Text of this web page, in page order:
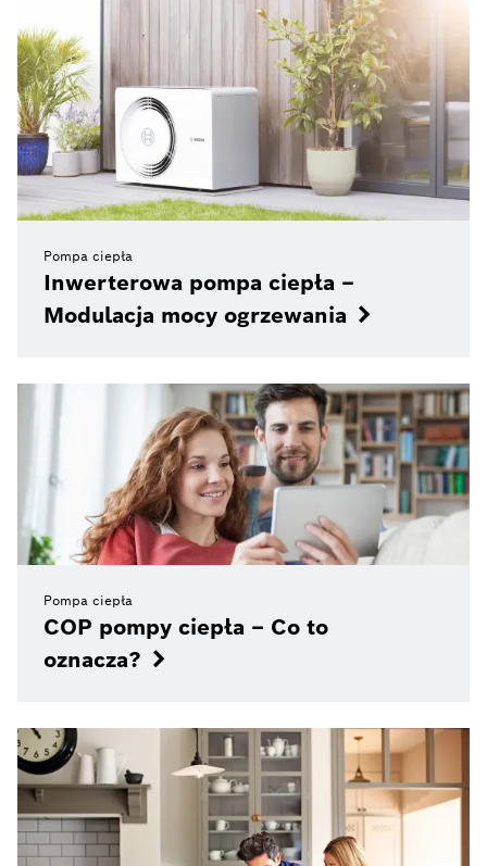
Pompa ciepła
Inwerterowa pompa ciepła –
Modulacja mocy ogrzewania
Pompa ciepła
COP pompy ciepła – Co to
oznacza?